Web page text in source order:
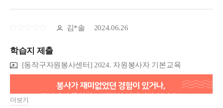
김*솔 2024.06.26
학습지 제출
[동작구자원봉사센터] 2024. 자원봉사자 기본교육
더보기